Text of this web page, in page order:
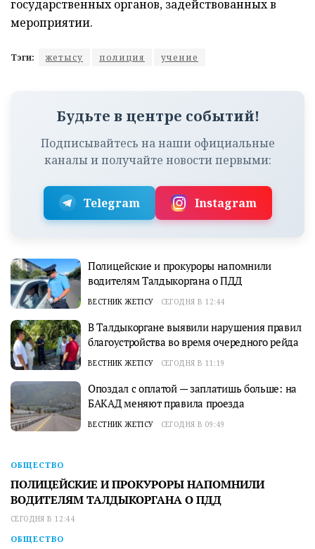
государственных органов, задействованных в
мероприятии.
Тэги: жетысу полиция учение
Будьте в центре событий!
Подписывайтесь на наши официальные
каналы и получайте новости первыми:
Telegram Instagram
Полицейские и прокуроры напомнили
водителям Талдыкоргана о ПДД
ВЕСТНИК ЖЕТІСУ СЕГОДНЯ В 12:44
В Талдыкоргане выявили нарушения правил
благоустройства во время очередного рейда
ВЕСТНИК ЖЕТІСУ СЕГОДНЯ В 11:19
Опоздал с оплатой — заплатишь больше: на
БАКАД меняют правила проезда
ВЕСТНИК ЖЕТІСУ СЕГОДНЯ В 09:49
ОБЩЕСТВО
ПОЛИЦЕЙСКИЕ И ПРОКУРОРЫ НАПОМНИЛИ
ВОДИТЕЛЯМ ТАЛДЫКОРГАНА О ПДД
СЕГОДНЯ В 12:44
ОБЩЕСТВО